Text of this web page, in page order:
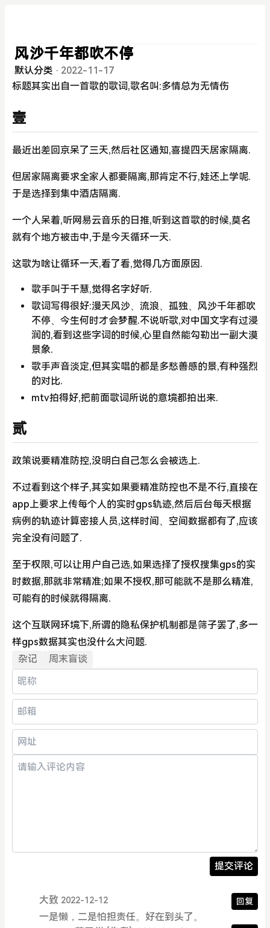
风沙千年都吹不停
默认分类 · 2022-11-17
标题其实出自一首歌的歌词,歌名叫:多情总为无情伤
壹
最近出差回京呆了三天,然后社区通知,喜提四天居家隔离.
但居家隔离要求全家人都要隔离,那肯定不行,娃还上学呢.
于是选择到集中酒店隔离.
一个人呆着,听网易云音乐的日推,听到这首歌的时候,莫名
就有个地方被击中,于是今天循环一天.
这歌为啥让循环一天,看了看,觉得几方面原因.
歌手叫于千慧,觉得名字好听.
歌词写得很好:漫天风沙、流浪、孤独、风沙千年都吹
不停、今生何时才会梦醒.不说听歌,对中国文字有过浸
润的,看到这些字词的时候,心里自然能勾勒出一副大漠
景象.
歌手声音淡定,但其实唱的都是多愁善感的景,有种强烈
的对比.
mtv拍得好,把前面歌词所说的意境都拍出来.
贰
政策说要精准防控,没明白自己怎么会被选上.
不过看到这个样子,其实如果要精准防控也不是不行,直接在
app上要求上传每个人的实时gps轨迹,然后后台每天根据
病例的轨迹计算密接人员,这样时间、空间数据都有了,应该
完全没有问题了.
至于权限,可以让用户自己选,如果选择了授权搜集gps的实
时数据,那就非常精准;如果不授权,那可能就不是那么精准,
可能有的时候就得隔离.
这个互联网环境下,所谓的隐私保护机制都是筛子罢了,多一
样gps数据其实也没什么大问题.
杂记
周末盲谈
提交评论
大致 2022-12-12 回复
一是懒，二是怕担责任。好在到头了。